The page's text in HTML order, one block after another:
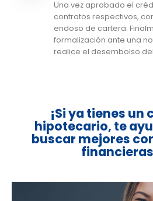
Una vez aprobado el
contratos respectivos,
endoso de cartera.
formalización ante una
realice el desembolso
¡Si ya tienes un
hipotecario, te
buscar mejores